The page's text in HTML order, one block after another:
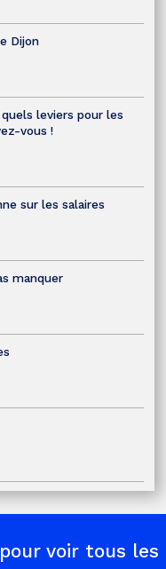
Dijon
leviers pour les
vous !
sur les salaires
manquer
voir tous les